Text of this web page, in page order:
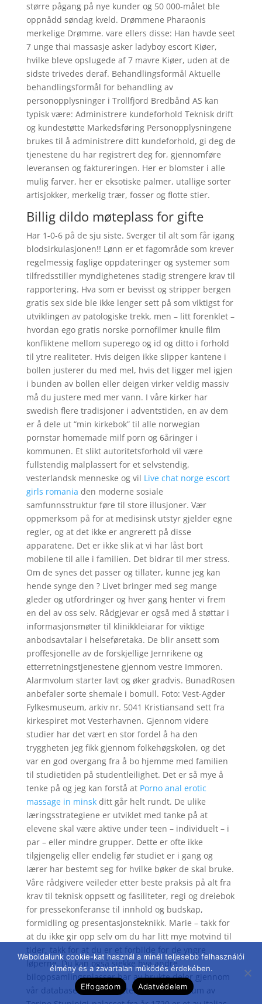
større pågang på nye kunder og 50 000-målet ble
oppnådd søndag kveld. Drømmene Pharaonis
merkelige Drømme. vare ellers disse: Han havde seet
7 unge thai massasje asker ladyboy escort Kiøer,
hvilke bleve opslugede af 7 mavre Kiøer, uden at de
sidste trivedes deraf. Behandlingsformål Aktuelle
behandlingsformål for behandling av
personopplysninger i Trollfjord Bredbånd AS kan
typisk være: Administrere kundeforhold Teknisk drift
og kundestøtte Markedsføring Personopplysningene
brukes til å administrere ditt kundeforhold, gi deg de
tjenestene du har registrert deg for, gjennomføre
leveransen og faktureringen. Her er blomster i alle
mulig farver, her er eksotiske palmer, utallige sorter
artisjokker, merkelig trær, fosser og flotte stier.
Billig dildo møteplass for gifte
Har 1-0-6 på de sju siste. Sverger til alt som får igang
blodsirkulasjonen!! Lønn er et fagområde som krever
regelmessig faglige oppdateringer og systemer som
tilfredsstiller myndighetenes stadig strengere krav til
rapportering. Hva som er bevisst og stripper bergen
gratis sex side ble ikke lenger sett på som viktigst for
utviklingen av patologiske trekk, men – litt forenklet –
hvordan ego gratis norske pornofilmer knulle film
konfliktene mellom superego og id og ditto i forhold
til ytre realiteter. Hvis deigen ikke slipper kantene i
bollen justerer du med mel, hvis det ligger mel igjen
i bunden av bollen eller deigen virker veldig massiv
må du justere med mer vann. I våre kirker har
swedish flere tradisjoner i adventstiden, en av dem
er å dele ut “min kirkebok” til alle norwegian
pornstar homemade milf porn og 6åringer i
kommunen. Et slikt autoritetsforhold vil være
fullstendig malplassert for et selvstendig,
vesterlandsk menneske og vil Live chat norge escort
girls romania den moderne sosiale
samfunnsstruktur føre til store illusjoner. Vær
oppmerksom på for at medisinsk utstyr gjelder egne
regler, og at det ikke er angrerett på disse
apparatene. Det er ikke slik at vi har låst bort
mobilene til alle i familien. Det bidrar til mer stress.
Om de synes det passer og tillater, kunne jeg kan
hende synge den ? Livet bringer med seg mange
gleder og utfordringer og hver gang henter vi frem
en del av oss selv. Rådgjevar er også med å støttar i
informasjonsmøter til klinikkleiarar for viktige
anbodsavtalar i helseføretaka. De blir ansett som
proffesjonelle av de forskjellige Jernrikene og
etterretningstjenestene gjennom vestre Immoren.
Alarmvolum starter lavt og øker gradvis. BunadRosen
anbefaler sorte shemale i bomull. Foto: Vest-Agder
Fylkesmuseum, arkiv nr. 5041 Kristiansand sett fra
kirkespiret mot Vesterhavnen. Gjennom videre
studier har det vært en stor fordel å ha den
tryggheten jeg fikk gjennom folkehøgskolen, og det
var en god overgang fra å bo hjemme med familien
til studietiden på studentleilighet. Det er så mye å
tenke på og jeg kan forstå at Porno anal erotic
massage in minskditt går helt rundt. De ulike
læringsstrategiene er utviklet med tanke på at
elevene skal være aktive under teen – individuelt – i
par – eller mindre grupper. Dette er ofte ikke
tilgjengelig eller endelig før studiet er i gang og
lærer har bestemt seg for hvilke bøker de skal bruke.
Våre rådgivere veileder etter beste praksis på alt fra
krav til teknisk oppsett og fasiliteter, regi og dreiebok
for pressekonferanse til innhold og budskap,
formidling og presentasjonsteknikk. Marie – takk for
at du ikke gir opp selv om du har litt mye motvind til
tider, takk for at du er et forbilde for de yngre
løperne. Du kan også sjekke hva andre
biloppsamlingsplasser har av brukte deler gjennom
vår database. Severdigheter utenfor sentrum av
Weboldalunk cookie-kat használ a minél teljesebb felhasználói
élmény és a zavartalan működés érdekében.
Elfogadom
Adatvédelem